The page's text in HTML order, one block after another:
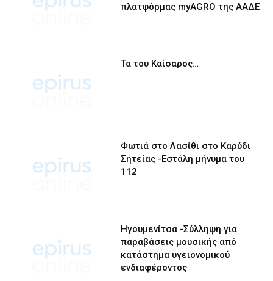
πλατφόρμας myAGRO της ΑΑΔΕ
Τα του Καίσαρος…
Φωτιά στο Λασίθι στο Καρύδι
Σητείας -Εστάλη μήνυμα του
112
Ηγουμενίτσα -Σύλληψη για
παραβάσεις μουσικής από
κατάστημα υγειονομικού
ενδιαφέροντος